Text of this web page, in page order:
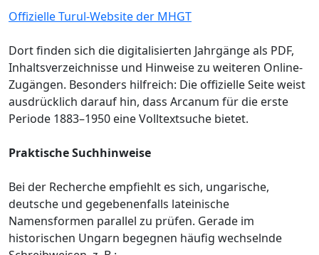
Offizielle Turul-Website der MHGT
Dort finden sich die digitalisierten Jahrgänge als PDF,
Inhaltsverzeichnisse und Hinweise zu weiteren Online-
Zugängen. Besonders hilfreich: Die offizielle Seite weist
ausdrücklich darauf hin, dass Arcanum für die erste
Periode 1883–1950 eine Volltextsuche bietet.
Praktische Suchhinweise
Bei der Recherche empfiehlt es sich, ungarische,
deutsche und gegebenenfalls lateinische
Namensformen parallel zu prüfen. Gerade im
historischen Ungarn begegnen häufig wechselnde